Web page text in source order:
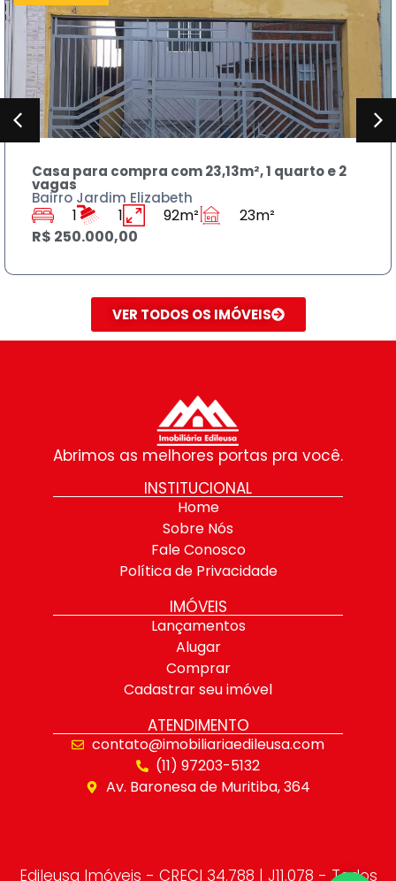
1 quarto e 2 Sobrado para compra 230m²
Bairro Jardim Rodolfo Pirani
3
VER TODOS OS IMÓVEIS
Abrimos as melhores portas pra você.
INSTITUCIONAL
Home
Sobre Nós
Fale Conosco
Política de Privacidade
IMÓVEIS
Lançamentos
Alugar
Comprar
Cadastrar seu imóvel
ATENDIMENTO
contato@imobiliariaedileusa.com
(11) 97203-5132
Av. Baronesa de Muritiba, 364
Edileusa Imóveis - CRECI 34.788 | J11.078 - Todos